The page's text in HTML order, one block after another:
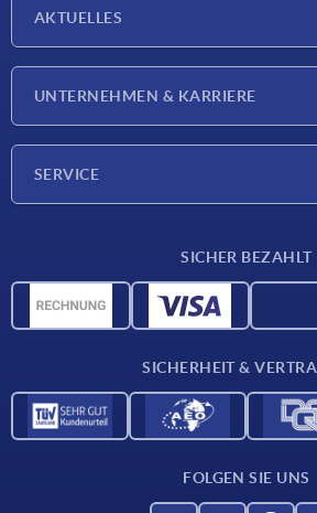
AKTUELLES
Presseberichte
UNTERNEHMEN & KARRIERE
SERVICE
Werkstoffübersicht
SICHER BEZAHLT
SICHERHEIT &
FOLGEN SIE UNS